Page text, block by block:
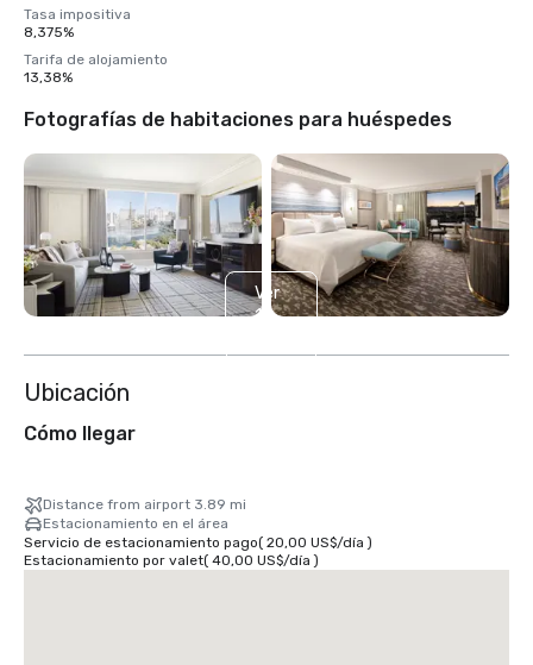
Tasa impositiva
8,375%
Tarifa de alojamiento
13,38%
Fotografías de habitaciones para huéspedes
Ver
14
Ubicación
Cómo llegar
Distance from airport 3.89 mi
Estacionamiento en el área
Servicio de estacionamiento pago( 20,00 US$/día )
Estacionamiento por valet( 40,00 US$/día )